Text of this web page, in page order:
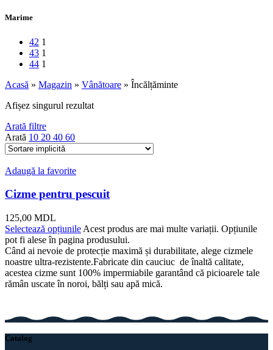
Marime
42 1
43 1
44 1
Acasă » Magazin » Vânătoare » Încălțăminte
Afișez singurul rezultat
Arată filtre
Arată 10 20 40 60
Adaugă la favorite
Cizme pentru pescuit
125,00 MDL
Selectează opțiunile Acest produs are mai multe variații. Opțiunile
pot fi alese în pagina produsului.
Când ai nevoie de protecție maximă și durabilitate, alege cizmele
noastre ultra-rezistente.Fabricate din cauciuc de înaltă calitate,
acestea cizme sunt 100% impermiabile garantând că picioarele tale
rămân uscate în noroi, bălți sau apă mică.
Catalog